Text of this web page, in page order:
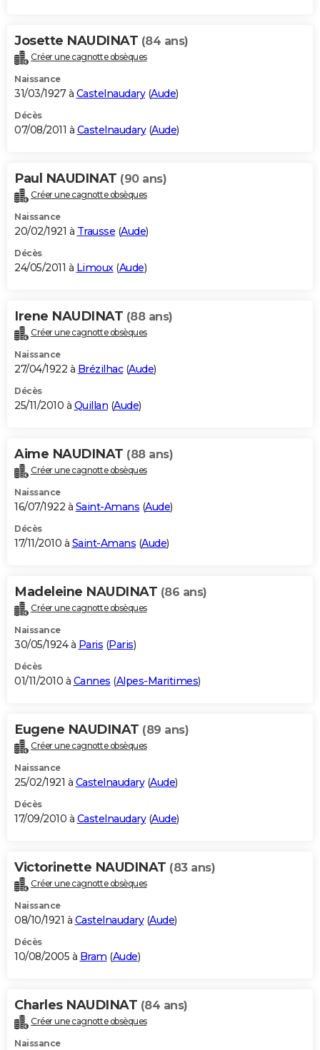
Josette NAUDINAT (84 ans)
Créer une cagnotte obsèques
Naissance
31/03/1927 à Castelnaudary(Aude)
Décès
07/08/2011 à Castelnaudary(Aude)
Paul NAUDINAT (90 ans)
Créer une cagnotte obsèques
Naissance
20/02/1921 à Trausse (Aude)
Décès
24/05/2011 à Limoux(Aude)
Irene NAUDINAT (88 ans)
Créer une cagnotte obsèques
Naissance
27/04/1922 à Brézilhac(Aude)
Décès
25/11/2010 à Quillan (Aude)
Aime NAUDINAT (88 ans)
Créer une cagnotte obsèques
Naissance
16/07/1922 à Saint-Amans (Aude)
Décès
17/11/2010 à Saint-Amans (Aude)
Madeleine NAUDINAT (86 ans)
Créer une cagnotte obsèques
Naissance
30/05/1924 à Paris (Paris)
Décès
01/11/2010 à Cannes (Alpes-Maritimes)
Eugene NAUDINAT (89 ans)
Créer une cagnotte obsèques
Naissance
25/02/1921 à Castelnaudary(Aude)
Décès
17/09/2010 à Castelnaudary(Aude)
Victorinette NAUDINAT (83 ans)
Créer une cagnotte obsèques
Naissance
08/10/1921 à Castelnaudary(Aude)
Décès
10/08/2005 à Bram (Aude)
Charles NAUDINAT (84 ans)
Créer une cagnotte obsèques
Naissance